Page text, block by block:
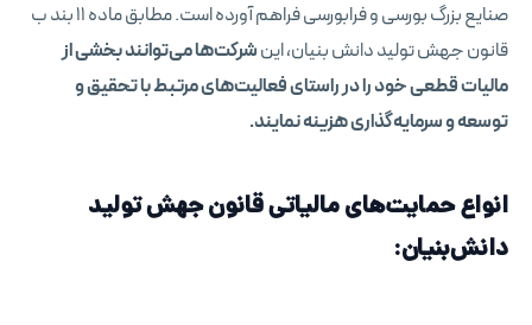
صنایع بزرگ بورسی و فرابورسی فراهم آورده است. مطابق ماده ۱۱ بند ب
قانون جهش تولید دانش بنیان، اینشرکت‌ها می‌توانند بخشی از
مالیات قطعی خود را در راستای فعالیت‌های مرتبط با تحقیق و
توسعه و سرمایه‌گذاری هزینه نمایند.
انواع حمایت‌های مالیاتی قانون جهش تولید
دانش‌بنیان: